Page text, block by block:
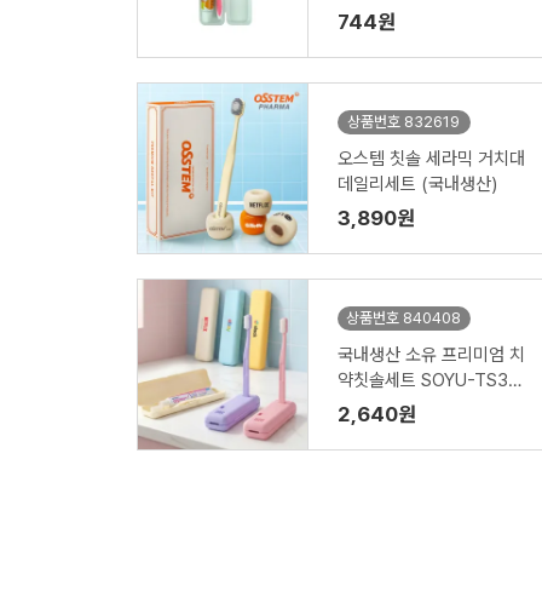
744원
상품번호 832619
오스템 칫솔 세라믹 거치대
데일리세트 (국내생산)
3,890원
상품번호 840408
국내생산 소유 프리미엄 치
약칫솔세트 SOYU-TS300
(국산칫솔)
2,640원